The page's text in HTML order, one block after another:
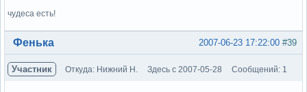
чудеса есть!
Вне форума #39
2007-06-23 17:22:00
Фенька
Участник Откуда: Нижний Н. Здесь с 2007-05-28 Сообщений: 1